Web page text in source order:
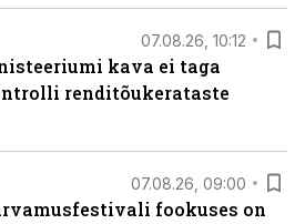
07.08.26, 10:12
kava ei taga
renditõukerataste
07.08.26, 09:00
fookuses on